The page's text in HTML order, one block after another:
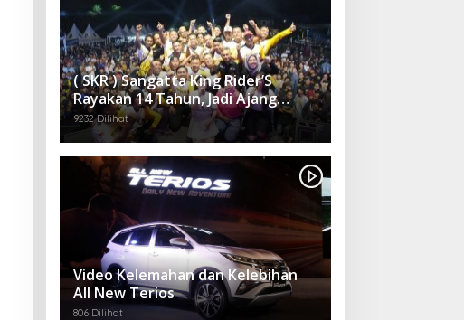
( SKR ) Sangatta King Rider’S
Rayakan 14 Tahun, Jadi Ajang
Silaturahmi Nasional Pecinta RX
King
9232 Dilihat
Video Kelemahan dan Kelebihan
All New Terios
806 Dilihat